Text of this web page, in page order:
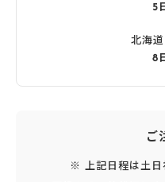
5
北海
8
ご
※ 上記日程は土日